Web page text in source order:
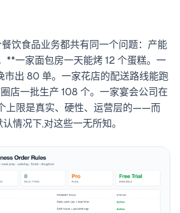
饮食品业务都共有同一个问题：产能
**一家面包房一天能烤 12 个蛋糕。一
市出 80 单。一家花店的配送路线能跑
店一批生产 108 个。一家宴会公司在
上限是真实、硬性、运营层的——而
情况下,对这些一无所知。